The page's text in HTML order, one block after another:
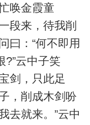
唤金霞童
段来，待我削
曰：“何不即用
?”云中子笑
剑，只此足
，削成木剑吩
去就来。”云中